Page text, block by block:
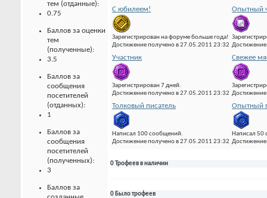
тем (отданные):
0.75
Баллов за оценки
тем
(полученные):
3.5
Баллов за
сообщения
посетителей
(отданных):
1
Баллов за
сообщения
посетителей
(полученных):
3
Баллов за
С юбилеем!
Зарегистрирован на форуме больше года!
Достижение получено в 27.05.2011 23:32
Опытный
Участник
Зарегистрирован 7 дней.
Достижение получено в 27.05.2011 23:32
Свежее
Толковый писатель
Написал 100 сообщений.
Достижение получено в 27.05.2011 23:32
Опытный
Написал 50
0 Трофеев в наличии
0 Было трофеев